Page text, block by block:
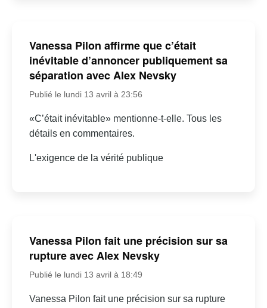
Vanessa Pilon affirme que c’était
inévitable d’annoncer publiquement sa
séparation avec Alex Nevsky
Publié le lundi 13 avril à 23:56
«C’était inévitable» mentionne-t-elle. Tous les
détails en commentaires.
L'exigence de la vérité publique
Vanessa Pilon fait une précision sur sa
rupture avec Alex Nevsky
Publié le lundi 13 avril à 18:49
Vanessa Pilon fait une précision sur sa rupture